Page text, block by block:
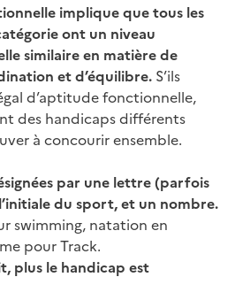
implique que tous les
ont un niveau
similaire en matière de
et d’équilibre. S’ils
d’aptitude fonctionnelle,
des handicaps différents
à concourir ensemble.
par une lettre (parfois
du sport, et un nombre.
swimming, natation en
pour Track.
plus le handicap est